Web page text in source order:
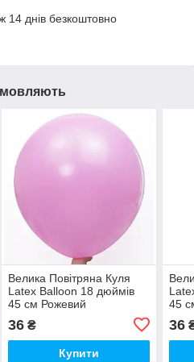
14 днів безкоштовно
Велика Повітряна Куля
Latex Balloon 18 дюймів
45 см Рожевий
36₴
Купити
45
36